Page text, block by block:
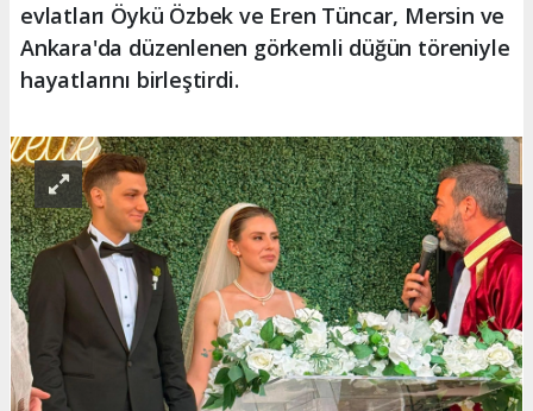
evlatları Öykü Özbek ve Eren Tüncar, Mersin ve
Ankara'da düzenlenen görkemli düğün töreniyle
hayatlarını birleştirdi.